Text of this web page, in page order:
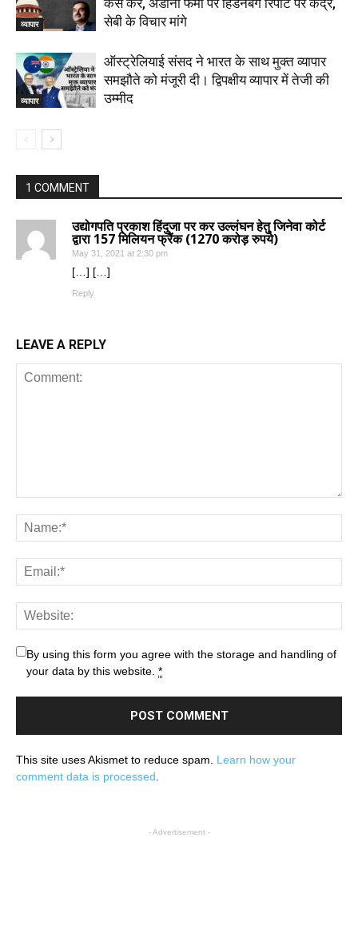
व्यापार
सेबी के विचार मांगे
व्यापार
ऑस्ट्रेलियाई संसद ने भारत के साथ मुक्त व्यापार
समझौते को मंजूरी दी। द्विपक्षीय व्यापार में तेजी की
उम्मीद
1 COMMENT
उद्योगपति प्रकाश हिंदुजा पर कर उल्लंघन हेतु जिनेवा कोर्ट
द्वारा 157 मिलियन फ्रैंक (1270 करोड़ रुपये)
May 31, 2021 at 2:30 pm
[…] […]
Reply
LEAVE A REPLY
By using this form you agree with the storage and handling of
your data by this website. *
This site uses Akismet to reduce spam. Learn how your
comment data is processed
- Advertisement -